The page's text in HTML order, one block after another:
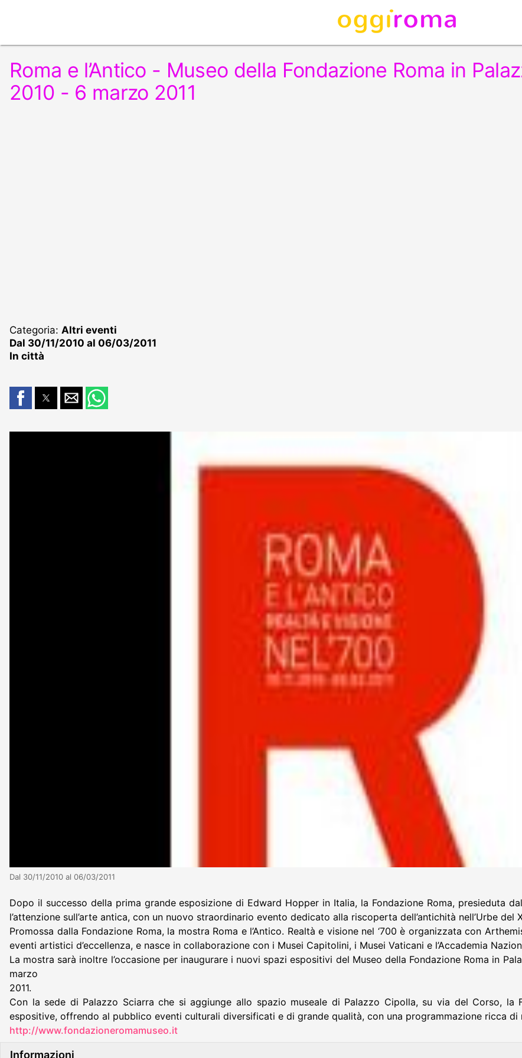
Roma e l’Antico - Museo della Fondazione Roma in
2010 - 6 marzo 2011
Categoria: Altri eventi
Dal 30/11/2010 al 06/03/2011
In città
Dal 30/11/2010 al 06/03/2011
Dopo il successo della prima grande esposizione di Edward Hopper in Italia, la Fondazione Roma, presieduta
l’attenzione sull’arte antica, con un nuovo straordinario evento dedicato alla riscoperta dell’antichità nell’Urbe del
Promossa dalla Fondazione Roma, la mostra Roma e l’Antico. Realtà e visione nel ‘700 è organizzata con
eventi artistici d’eccellenza, e nasce in collaborazione con i Musei Capitolini, i Musei Vaticani e l’Accademia
La mostra sarà inoltre l’occasione per inaugurare i nuovi spazi espositivi del Museo della Fondazione Roma in
marzo
2011.
Con la sede di Palazzo Sciarra che si aggiunge allo spazio museale di Palazzo Cipolla, su via del Corso, la
espositive, offrendo al pubblico eventi culturali diversificati e di grande qualità, con una programmazione ricca
http://www.fondazioneromamuseo.it
Informazioni